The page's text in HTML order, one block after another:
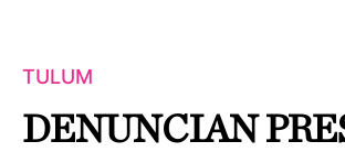
TULUM
DENUNCIAN